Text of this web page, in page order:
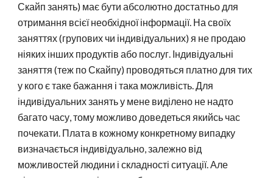
Скайп занять) має бути абсолютно достатньо для
отримання всієї необхідної інформації. На своїх
заняттях (групових чи індивідуальних) я не продаю
ніяких інших продуктів або послуг. Індивідуальні
заняття (теж по Скайпу) проводяться платно для тих
у кого є таке бажання і така можливість. Для
індивідуальних занять у мене виділено не надто
багато часу, тому можливо доведеться якийсь час
почекати. Плата в кожному конкретному випадку
визначається індивідуально, залежно від
можливостей людини і складності ситуації. Але